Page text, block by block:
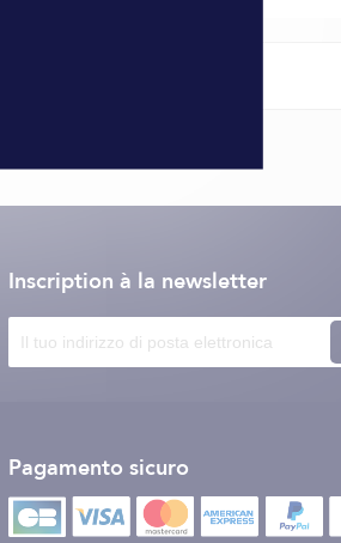
Inscription à la newsletter
Pagamento sicuro